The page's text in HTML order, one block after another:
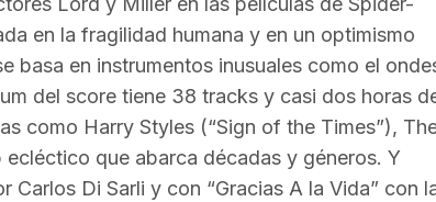
en la fragilidad humana y en un optimismo
basa en instrumentos inusuales como el
del score tiene 38 tracks y casi dos horas
como Harry Styles (“Sign of the Times”),
que abarca décadas y géneros. Y
Di Sarli y con “Gracias A la Vida” con